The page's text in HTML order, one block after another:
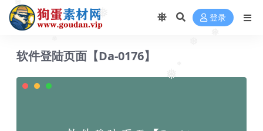
❅
❅
❅
❅ 登录
软件登陆页面【Da-0176】